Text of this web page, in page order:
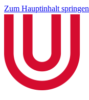
Zum Hauptinhalt springen